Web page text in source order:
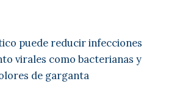
puede reducir infecciones
virales como bacterianas y
de garganta